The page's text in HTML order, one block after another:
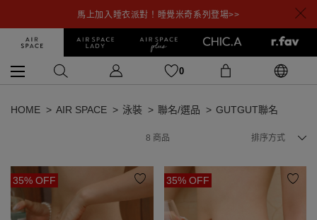
馬上加入睡衣派對！睡覺米奇系列登場>>
0
HOME AIR SPACE 泳裝 聯名/選品 GUTGUT聯名
8 商品 排序方式
35% OFF 35% OFF